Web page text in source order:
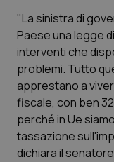
Scienza e
Studi e Analisi
Lettere al
Edizioni
"La sinistra di
Paese una legge
interventi che
problemi. Tutto
apprestano a
fiscale, con ben
perché in Ue
tassazione
dichiara il